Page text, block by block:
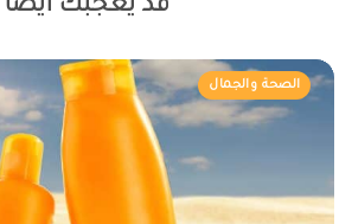
قد يعجبك ايضا
الصحة والجمال